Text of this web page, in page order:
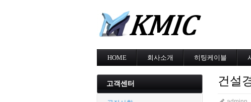
HOME 회사소개 히팅케이블
스노우멜팅
지붕융설
고객센터 건설